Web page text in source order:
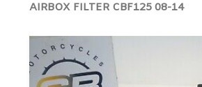
AIRBOX FILTER CBF125 08-14